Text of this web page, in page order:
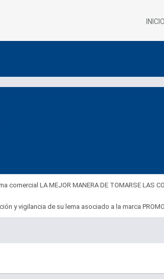
INICIO
LA MEJOR MANERA DE TOMARSE LAS
y vigilancia de su lema asociado a la marca